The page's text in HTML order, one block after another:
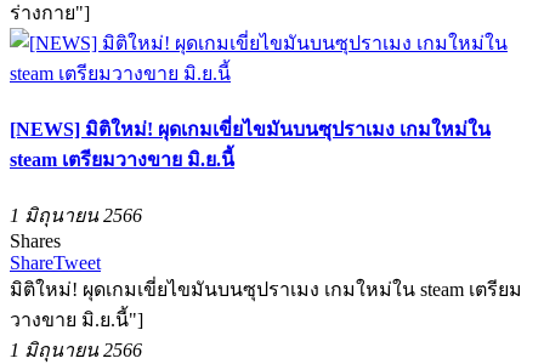
ร่างกาย"]
[NEWS] มิติใหม่! ผุดเกมเขี่ยไขมันบนซุปราเมง เกมใหม่ใน
steam เตรียมวางขาย มิ.ย.นี้
1 มิถุนายน 2566
Shares
ShareTweet
มิติใหม่! ผุดเกมเขี่ยไขมันบนซุปราเมง เกมใหม่ใน steam เตรียม
วางขาย มิ.ย.นี้"]
1 มิถุนายน 2566